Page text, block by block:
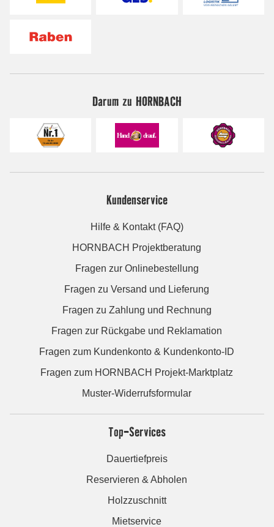
Darum zu HORNBACH
Kundenservice
Hilfe & Kontakt (FAQ)
HORNBACH Projektberatung
Fragen zur Onlinebestellung
Fragen zu Versand und Lieferung
Fragen zu Zahlung und Rechnung
Fragen zur Rückgabe und Reklamation
Fragen zum Kundenkonto & Kundenkonto-ID
Fragen zum HORNBACH Projekt-Marktplatz
Muster-Widerrufsformular
Top-Services
Dauertiefpreis
Reservieren & Abholen
Holzzuschnitt
Mietservice